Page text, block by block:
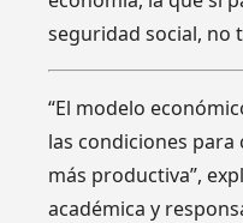
seguridad social, no
“El modelo
las condiciones
más productiva”,
académica y